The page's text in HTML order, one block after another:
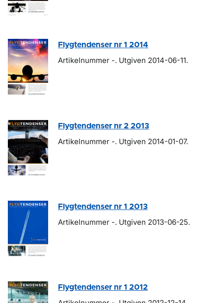
Flygtendenser nr 1 2014
Artikelnummer -. Utgiven 2014-06-11.
Flygtendenser nr 2 2013
Artikelnummer -. Utgiven 2014-01-07.
Flygtendenser nr 1 2013
Artikelnummer -. Utgiven 2013-06-25.
Flygtendenser nr 1 2012